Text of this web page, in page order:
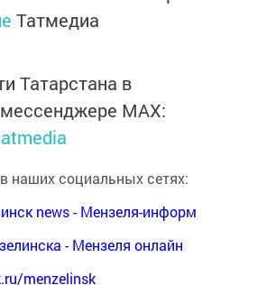
Татмедиа
Татарстана в
MАХ:
наших социальных сетях:
news - Мензеля-информ
- Мензеля онлайн
menzelinsk